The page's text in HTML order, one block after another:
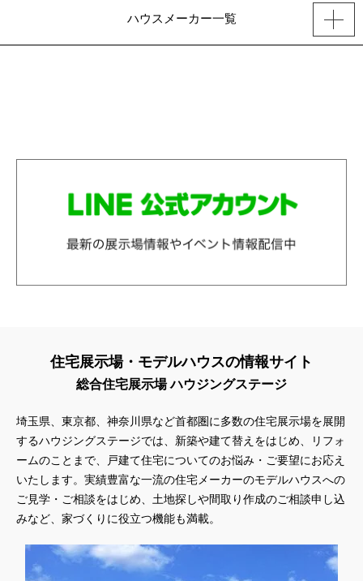
ハウスメーカー一覧
住宅展示場・モデルハウスの情報サイト
総合住宅展示場 ハウジングステージ
埼玉県、東京都、神奈川県など首都圏に多数の住宅展示場を展開
するハウジングステージでは、新築や建て替えをはじめ、リフォ
ームのことまで、戸建て住宅についてのお悩み・ご要望にお応え
いたします。実績豊富な一流の住宅メーカーのモデルハウスへの
ご見学・ご相談をはじめ、土地探しや間取り作成のご相談申し込
みなど、家づくりに役立つ機能も満載。